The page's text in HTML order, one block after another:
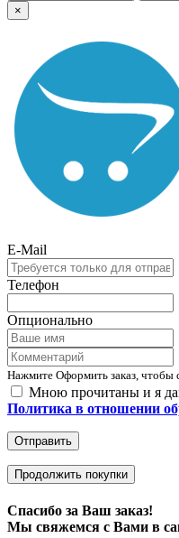
×
E-Mail
Телефон
Опционально
Нажмите Оформить заказ, чтобы
Мною прочитаны и я
Политика в отношении
Отправить
Продолжить покупки
Спасибо за Ваш заказ!
Мы свяжемся с Вами в